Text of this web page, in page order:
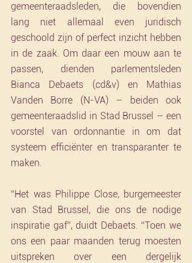
gemeenteraadsleden, die bovendien
lang niet allemaal even juridisch
geschoold zijn of perfect inzicht hebben
in de zaak. Om daar een mouw aan te
passen, dienden parlementsleden
Bianca Debaets (cd&v) en Mathias
Vanden Borre (N-VA) – beiden ook
gemeenteraadslid in Stad Brussel – een
voorstel van ordonnantie in om dat
systeem efficiënter en transparanter te
maken.
“Het was Philippe Close, burgemeester
van Stad Brussel, die ons de nodige
inspiratie gaf”, duidt Debaets. “Toen we
ons een paar maanden terug moesten
uitspreken over een dergelijk